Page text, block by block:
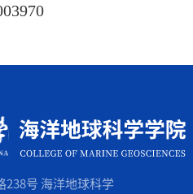
号 海洋地球科学